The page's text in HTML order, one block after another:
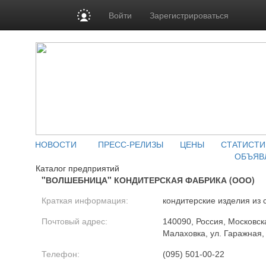
Войти Зарегистрироваться
НОВОСТИ ПРЕСС-РЕЛИЗЫ ЦЕНЫ
Каталог предприятий
"ВОЛШЕБНИЦА" КОНДИТЕРСКАЯ ФАБРИКА (ООО)
Краткая информация: кондитерские изделия
Почтовый адрес:
140090, Россия,
Малаховка, ул. Гаражная,
Телефон: (095) 501-00-22